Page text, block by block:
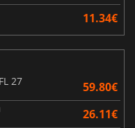
11.34€
27
59.80€
26.11€